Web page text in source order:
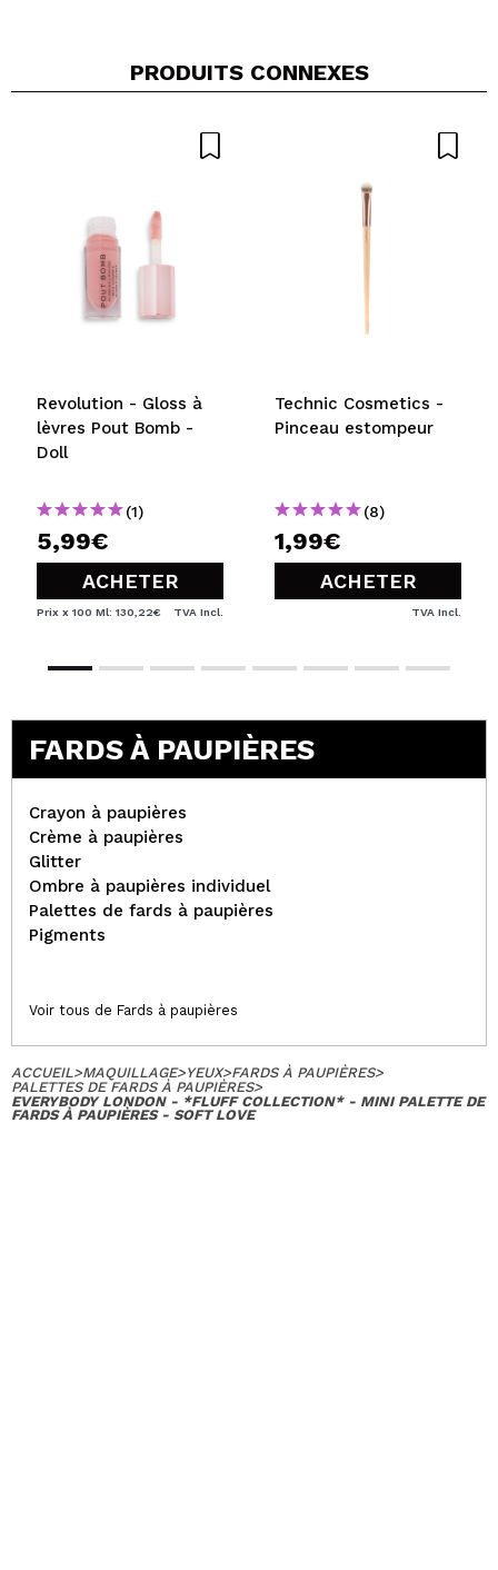
Partager une vidéo ou une photo
PRODUITS CONNEXES
Revolution - Gloss à
lèvres Pout Bomb -
Doll
(1)
5,99€
ACHETER
Prix x 100 Ml: 130,22€ TVA Incl.
Technic Cosmetics -
Pinceau estompeur
(8)
1,99€
ACHETER
TVA Incl.
FARDS À PAUPIÈRES
Crayon à paupières
Crème à paupières
Glitter
Ombre à paupières individuel
Palettes de fards à paupières
Pigments
Voir tous de Fards à paupières
ACCUEIL>MAQUILLAGE>YEUX>FARDS À PAUPIÈRES>
PALETTES DE FARDS À PAUPIÈRES>
EVERYBODY LONDON - *FLUFF COLLECTION* - MINI PALETTE DE
FARDS À PAUPIÈRES - SOFT LOVE